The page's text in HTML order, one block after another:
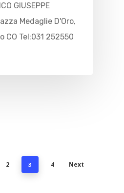
GIUSEPPE
Medaglie D'Oro,
CO Tel:031 252550
2 3 4 Next
Voli In Elicottero
Spiagge
Dove
Blog&News